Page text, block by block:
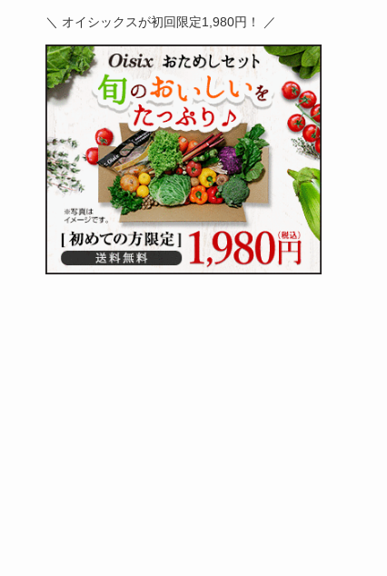
＼ オイシックスが初回限定1,980円！ ／